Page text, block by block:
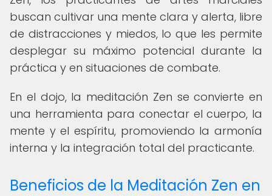
buscan cultivar una mente clara y alerta, libre
de distracciones y miedos, lo que les permite
desplegar su máximo potencial durante la
práctica y en situaciones de combate.
En el dojo, la meditación Zen se convierte en
una herramienta para conectar el cuerpo, la
mente y el espíritu, promoviendo la armonía
interna y la integración total del practicante.
Beneficios de la Meditación Zen en